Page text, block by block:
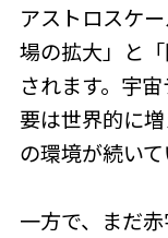
アストロスケ
場の拡大」と
されます。宇
要は世界的に
の環境が続いて
一方で、まだ